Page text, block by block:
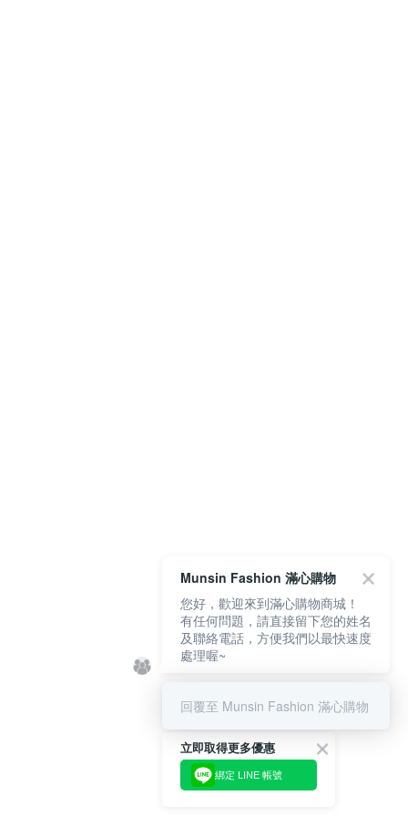
立即取得更多優惠
綁定 LINE 帳號
Munsin Fashion 滿心購物
您好，歡迎來到滿心購物商城！
有任何問題，請直接留下您的姓名
及聯絡電話，方便我們以最快速度
處理喔~
回覆至 Munsin Fashion 滿心購物